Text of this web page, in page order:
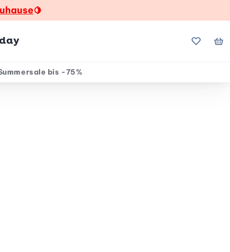
🍋
Meine
bis -75%